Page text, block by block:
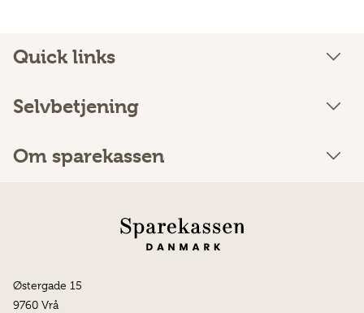
Quick links
Selvbetjening
Om sparekassen
Østergade 15
9760 Vrå